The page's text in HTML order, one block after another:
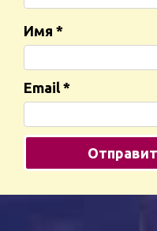
Имя *
Email *